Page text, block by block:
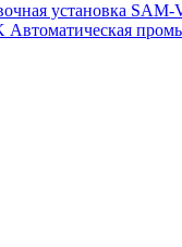
установка SAM-
Автоматическая